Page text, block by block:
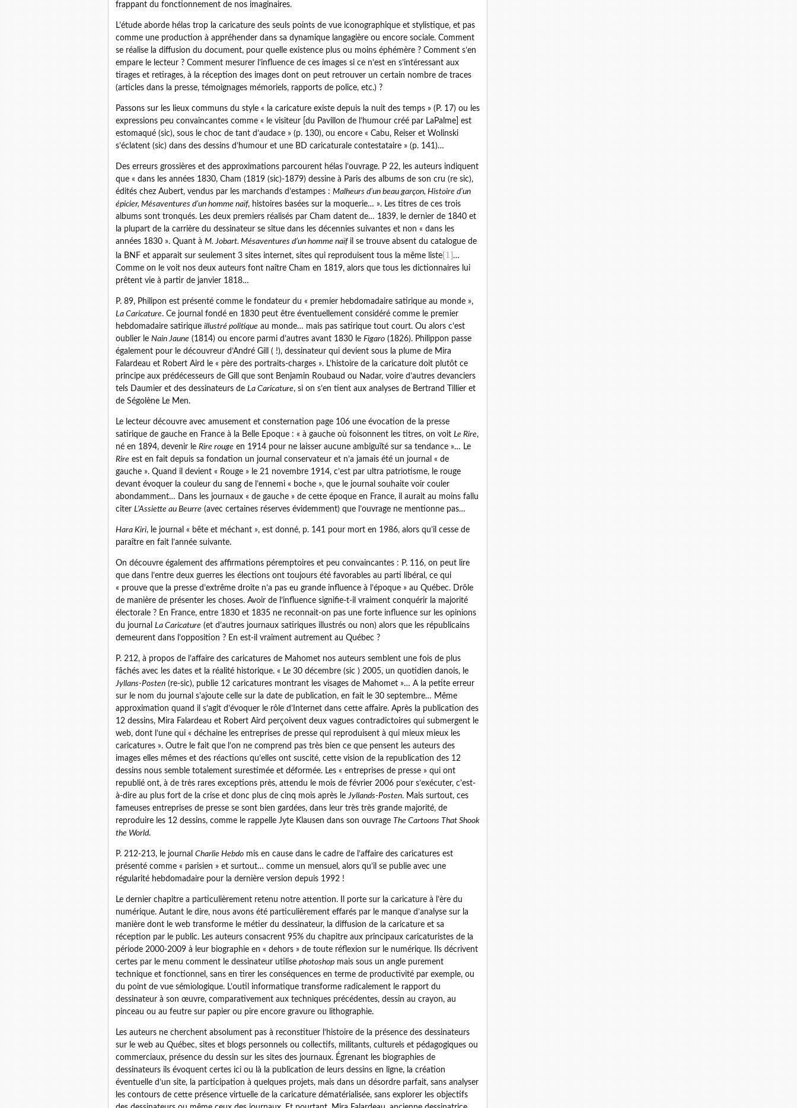
frappant du fonctionnement de nos imaginaires.
L’étude aborde hélas trop la caricature des seuls points de vue iconographique et stylistique, et pas
comme une production à appréhender dans sa dynamique langagière ou encore sociale. Comment
se réalise la diffusion du document, pour quelle existence plus ou moins éphémère ? Comment s’en
empare le lecteur ? Comment mesurer l’influence de ces images si ce n’est en s’intéressant aux
tirages et retirages, à la réception des images dont on peut retrouver un certain nombre de traces
(articles dans la presse, témoignages mémoriels, rapports de police, etc.) ?
Passons sur les lieux communs du style « la caricature existe depuis la nuit des temps » (P. 17) ou les
expressions peu convaincantes comme « le visiteur [du Pavillon de l’humour créé par LaPalme] est
estomaqué (sic), sous le choc de tant d’audace » (p. 130), ou encore « Cabu, Reiser et Wolinski
s’éclatent (sic) dans des dessins d’humour et une BD caricaturale contestataire » (p. 141)…
Des erreurs grossières et des approximations parcourent hélas l’ouvrage. P 22, les auteurs indiquent
que « dans les années 1830, Cham (1819 (sic)-1879) dessine à Paris des albums de son cru (re sic),
édités chez Aubert, vendus par les marchands d’estampes : Malheurs d’un beau garçon, Histoire d’un
épicier, Mésaventures d’un homme naïf, histoires basées sur la moquerie… ». Les titres de ces trois
albums sont tronqués. Les deux premiers réalisés par Cham datent de… 1839, le dernier de 1840 et
la plupart de la carrière du dessinateur se situe dans les décennies suivantes et non « dans les
années 1830 ». Quant à M. Jobart. Mésaventures d’un homme naïfil se trouve absent du catalogue de
la BNF et apparait sur seulement 3 sites internet, sites qui reproduisent tous la même liste[1]…
Comme on le voit nos deux auteurs font naître Cham en 1819, alors que tous les dictionnaires lui
prêtent vie à partir de janvier 1818…
P. 89, Philipon est présenté comme le fondateur du « premier hebdomadaire satirique au monde »,
La Caricature. Ce journal fondé en 1830 peut être éventuellement considéré comme le premier
hebdomadaire satirique illustré politique au monde… mais pas satirique tout court. Ou alors c’est
oublier le Nain Jaune (1814) ou encore parmi d’autres avant 1830 le Figaro (1826). Philippon passe
également pour le découvreur d’André Gill ( !), dessinateur qui devient sous la plume de Mira
Falardeau et Robert Aird le « père des portraits-charges ». L’histoire de la caricature doit plutôt ce
principe aux prédécesseurs de Gill que sont Benjamin Roubaud ou Nadar, voire d’autres devanciers
tels Daumier et des dessinateurs de La Caricature, si on s’en tient aux analyses de Bertrand Tillier et
de Ségolène Le Men.
Le lecteur découvre avec amusement et consternation page 106 une évocation de la presse
satirique de gauche en France à la Belle Epoque : « à gauche où foisonnent les titres, on voit Le Rire,
né en 1894, devenir le Rire rouge en 1914 pour ne laisser aucune ambiguïté sur sa tendance »… Le
Rire est en fait depuis sa fondation un journal conservateur et n’a jamais été un journal « de
gauche ». Quand il devient « Rouge » le 21 novembre 1914, c’est par ultra patriotisme, le rouge
devant évoquer la couleur du sang de l’ennemi « boche », que le journal souhaite voir couler
abondamment… Dans les journaux « de gauche » de cette époque en France, il aurait au moins fallu
citer L’Assiette au Beurre (avec certaines réserves évidemment) que l’ouvrage ne mentionne pas…
Hara Kiri, le journal « bête et méchant », est donné, p. 141 pour mort en 1986, alors qu’il cesse de
paraître en fait l’année suivante.
On découvre également des affirmations péremptoires et peu convaincantes : P. 116, on peut lire
que dans l’entre deux guerres les élections ont toujours été favorables au parti libéral, ce qui
« prouve que la presse d’extrême droite n’a pas eu grande influence à l’époque » au Québec. Drôle
de manière de présenter les choses. Avoir de l’influence signifie-t-il vraiment conquérir la majorité
électorale ? En France, entre 1830 et 1835 ne reconnait-on pas une forte influence sur les opinions
du journal La Caricature (et d’autres journaux satiriques illustrés ou non) alors que les républicains
demeurent dans l’opposition ? En est-il vraiment autrement au Québec ?
P. 212, à propos de l’affaire des caricatures de Mahomet nos auteurs semblent une fois de plus
fâchés avec les dates et la réalité historique. « Le 30 décembre (sic ) 2005, un quotidien danois, le
Jyllans-Posten (re-sic), publie 12 caricatures montrant les visages de Mahomet »… A la petite erreur
sur le nom du journal s’ajoute celle sur la date de publication, en fait le 30 septembre… Même
approximation quand il s’agit d’évoquer le rôle d’Internet dans cette affaire. Après la publication des
12 dessins, Mira Falardeau et Robert Aird perçoivent deux vagues contradictoires qui submergent le
web, dont l’une qui « déchaine les entreprises de presse qui reproduisent à qui mieux mieux les
caricatures ». Outre le fait que l’on ne comprend pas très bien ce que pensent les auteurs des
images elles mêmes et des réactions qu’elles ont suscité, cette vision de la republication des 12
dessins nous semble totalement surestimée et déformée. Les « entreprises de presse » qui ont
republié ont, à de très rares exceptions près, attendu le mois de février 2006 pour s’exécuter, c'est-
à-dire au plus fort de la crise et donc plus de cinq mois après leJyllands-Posten. Mais surtout, ces
fameuses entreprises de presse se sont bien gardées, dans leur très très grande majorité, de
reproduire les 12 dessins, comme le rappelle Jyte Klausen dans son ouvrage The Cartoons That Shook
the World.
P. 212-213, le journal Charlie Hebdo mis en cause dans le cadre de l’affaire des caricatures est
présenté comme « parisien » et surtout… comme un mensuel, alors qu’il se publie avec une
régularité hebdomadaire pour la dernière version depuis 1992 !
Le dernier chapitre a particulièrement retenu notre attention. Il porte sur la caricature à l’ère du
numérique. Autant le dire, nous avons été particulièrement effarés par le manque d’analyse sur la
manière dont le web transforme le métier du dessinateur, la diffusion de la caricature et sa
réception par le public. Les auteurs consacrent 95% du chapitre aux principaux caricaturistes de la
période 2000-2009 à leur biographie en « dehors » de toute réflexion sur le numérique. Ils décrivent
certes par le menu comment le dessinateur utilise photoshop mais sous un angle purement
technique et fonctionnel, sans en tirer les conséquences en terme de productivité par exemple, ou
du point de vue sémiologique. L’outil informatique transforme radicalement le rapport du
dessinateur à son œuvre, comparativement aux techniques précédentes, dessin au crayon, au
pinceau ou au feutre sur papier ou pire encore gravure ou lithographie.
Les auteurs ne cherchent absolument pas à reconstituer l’histoire de la présence des dessinateurs
sur le web au Québec, sites et blogs personnels ou collectifs, militants, culturels et pédagogiques ou
commerciaux, présence du dessin sur les sites des journaux. Égrenant les biographies de
dessinateurs ils évoquent certes ici ou là la publication de leurs dessins en ligne, la création
éventuelle d’un site, la participation à quelques projets, mais dans un désordre parfait, sans analyser
les contours de cette présence virtuelle de la caricature dématérialisée, sans explorer les objectifs